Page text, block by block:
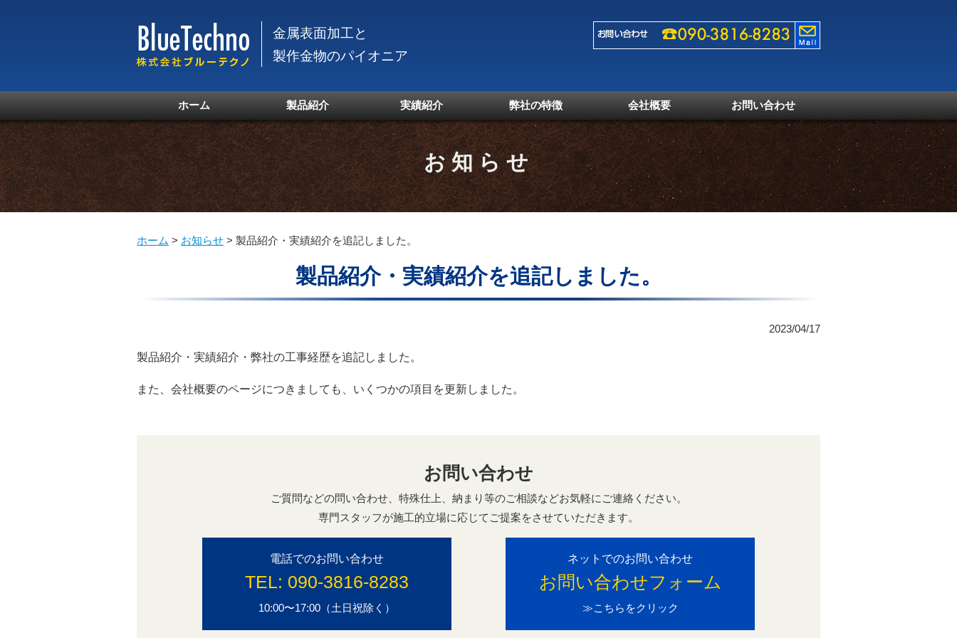
金属表面加工と
製作金物のパイオニア
ホーム 製品紹介 実績紹介 弊社の特徴 会社概要 お問い合わせ
お知らせ
ホーム > お知らせ > 製品紹介・実績紹介を追記しました。
製品紹介・実績紹介を追記しました。
2023/04/17
製品紹介・実績紹介・弊社の工事経歴を追記しました。
また、会社概要のページにつきましても、いくつかの項目を更新しました。
お問い合わせ
ご質問などの問い合わせ、特殊仕上、納まり等のご相談などお気軽にご連絡ください。
専門スタッフが施工的立場に応じてご提案をさせていただきます。
電話でのお問い合わせ
TEL: 090-3816-8283
10:00〜17:00（土日祝除く）
ネットでのお問い合わせ
お問い合わせフォーム
≫こちらをクリック